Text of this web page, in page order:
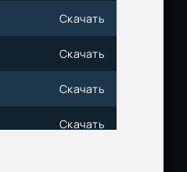
Скачать
Скачать
Скачать
Скачать